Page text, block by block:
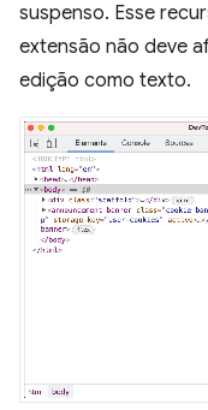
suspenso. Esse
extensão não deve
edição como texto.